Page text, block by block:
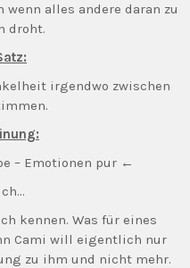
alles andere daran zu
droht.
irgendwo zwischen
– Emotionen pur ←
kennen. Was für eines
Cami will eigentlich nur
zu ihm und nicht mehr.